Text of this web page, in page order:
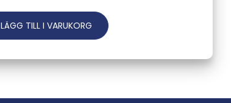
LÄGG TILL I VARUKORG